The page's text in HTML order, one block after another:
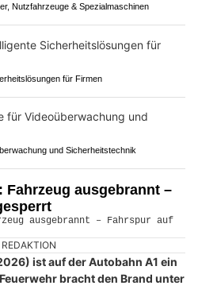
Nutzfahrzeuge & Spezialmaschinen
für Firmen
und Sicherheitstechnik
Fahrzeug ausgebrannt –
ist auf der Autobahn A1 ein
bracht den Brand unter